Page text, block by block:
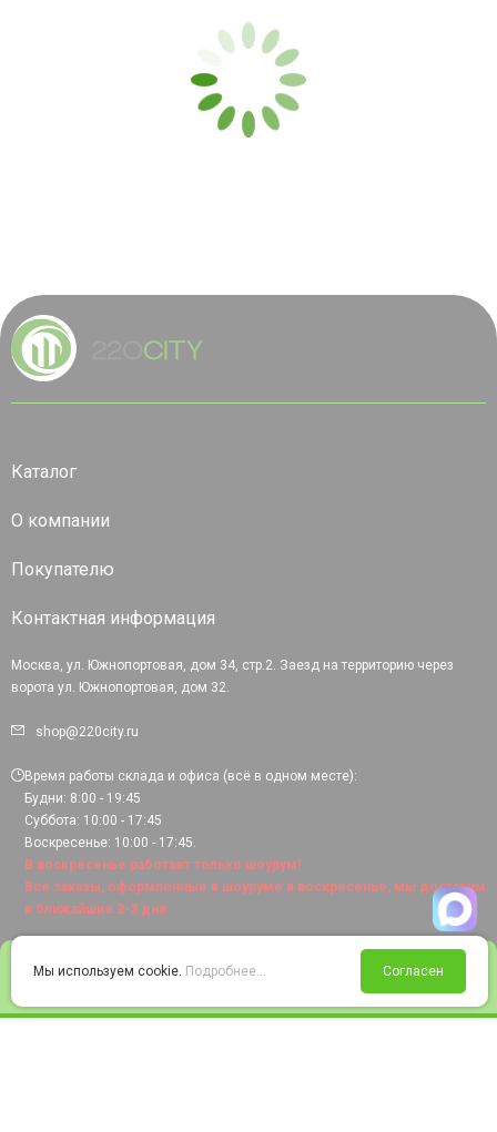
Войти Избранное Корзина
Каталог
О компании
Покупателю
Контактная информация
Москва, ул. Южнопортовая, дом 34, стр.2. Заезд на территорию через
ворота ул. Южнопортовая, дом 32.
shop@220city.ru
Время работы склада и офиса (всё в одном месте):
Будни: 8:00 - 19:45
Суббота: 10:00 - 17:45
Воскресенье: 10:00 - 17:45.
В воскресенье работает только шоурум!
Все заказы, оформленные в шоуруме в воскресенье, мы доставим
в ближайшие 2-3 дня.
Мы используем cookie. Подробнее... Согласен